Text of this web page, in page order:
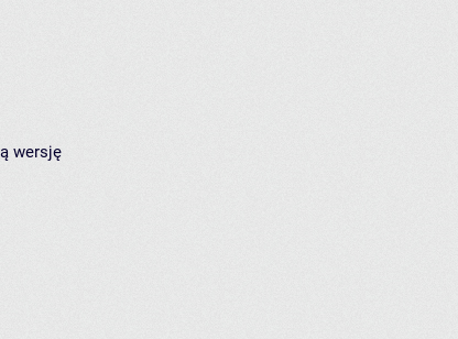
wersję